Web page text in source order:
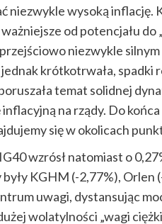
niezwykle wysoką inflację.
od potencjału
niezwykle
krótkotrwała, spadki
temat solidnej
na rządy. Do
się w okolicach
wzrósł natomiast o
KGHM (-2,77%),
uwagi, dystansując
wolatylności „wagi